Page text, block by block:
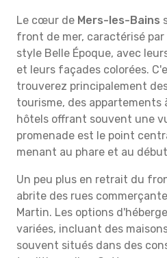
Le cœur de Mers-les-Bains
front de mer, caractérisé par
style Belle Époque, avec
et leurs façades colorées.
trouverez principalement
tourisme, des appartements
hôtels offrant souvent une
promenade est le point
menant au phare et au
Un peu plus en retrait du
abrite des rues
Martin. Les options
variées, incluant des
souvent situés dans des